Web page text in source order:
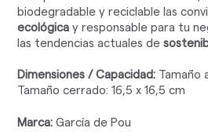
biodegradable y reciclable las
ecológica y responsable para tu
las tendencias actuales de
Dimensiones / Capacidad: Tamaño
Tamaño cerrado: 16,5 x 16,5 cm
Marca: García de Pou